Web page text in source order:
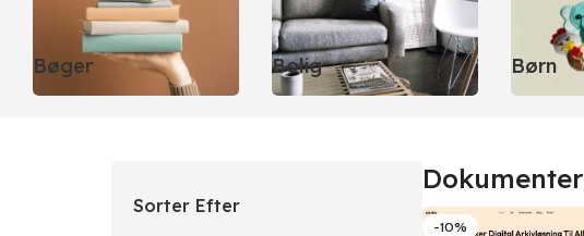
Bøger Bolig Børn
Sorter Efter
Dokumenter
-10%